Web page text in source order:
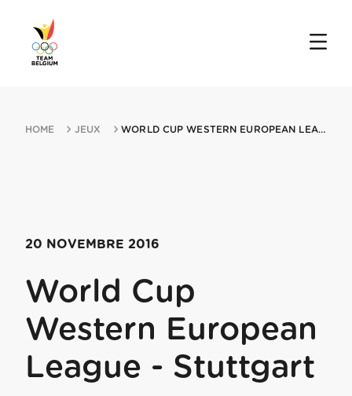
HOME JEUX WORLD CUP WESTERN EUROPEAN LEAGUE MIN STUTTGART 20112016 STUTTGART
20 NOVEMBRE 2016
World Cup
Western European
League - Stuttgart